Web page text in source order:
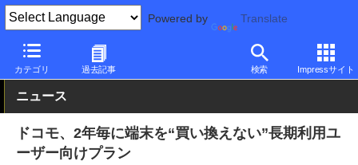
Powered by Translate
カテゴリ 過去記事 検索 Impressサイト
PC Watch パソコン/タブレット/スマートフォン スマートフォン
ニュース
ドコモ、2年毎に端末を“買い換えない”長期利用ユ
ーザー向けプラン